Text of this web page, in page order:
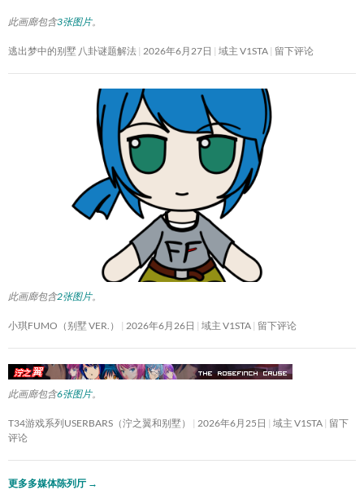
此画廊包含3张图片。
逃出梦中的别墅 八卦谜题解法 2026年6月27日 域主 V1STA 留下评论
此画廊包含2张图片。
小琪FUMO（别墅 VER.） 2026年6月26日 域主 V1STA 留下评论
此画廊包含6张图片。
T34游戏系列USERBARS（泞之翼和别墅） 2026年6月25日 域主 V1STA 留下
评论
更多多媒体陈列厅 →